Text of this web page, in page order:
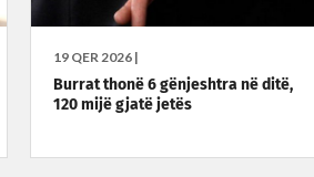
19 QER 2026 |
Burrat thonë 6 gënjeshtra në ditë,
120 mijë gjatë jetës